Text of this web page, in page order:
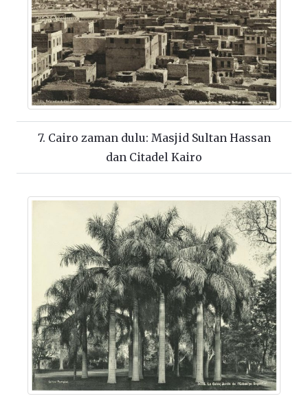
7. Cairo zaman dulu: Masjid Sultan Hassan
dan Citadel Kairo